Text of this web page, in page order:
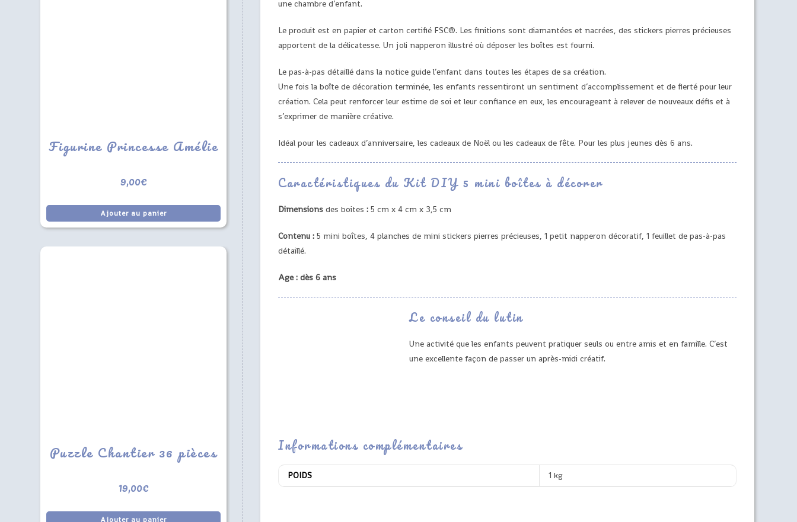
une chambre d’enfant.
Le produit est en papier et carton certifié FSC®. Les finitions sont diamantées et nacrées, des stickers pierres précieuses
apportent de la délicatesse. Un joli napperon illustré où déposer les boîtes est fourni.
Le pas-à-pas détaillé dans la notice guide l’enfant dans toutes les étapes de sa création.
Une fois la boîte de décoration terminée, les enfants ressentiront un sentiment d’accomplissement et de fierté pour leur
création. Cela peut renforcer leur estime de soi et leur confiance en eux, les encourageant à relever de nouveaux défis et à
s’exprimer de manière créative.
Idéal pour les cadeaux d’anniversaire, les cadeaux de Noël ou les cadeaux de fête. Pour les plus jeunes dès 6 ans.
Caractéristiques du Kit DIY 5 mini boîtes à décorer
Dimensions des boites : 5 cm x 4 cm x 3,5 cm
Contenu : 5 mini boîtes, 4 planches de mini stickers pierres précieuses, 1 petit napperon décoratif, 1 feuillet de pas-à-pas
détaillé.
Age : dès 6 ans
Le conseil du lutin
Une activité que les enfants peuvent pratiquer seuls ou entre amis et en famille. C’est
une excellente façon de passer un après-midi créatif.
Informations complémentaires
POIDS 1 kg
Figurine Princesse Amélie
9,00€
Ajouter au panier
Puzzle Chantier 36 pièces
19,00€
Ajouter au panier